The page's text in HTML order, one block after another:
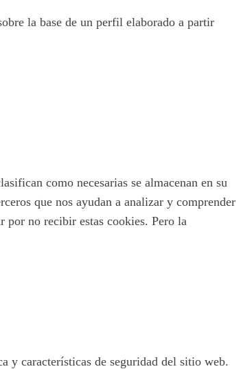
la base de un perfil elaborado a partir
como necesarias se almacenan en su
que nos ayudan a analizar y comprender
por no recibir estas cookies. Pero la
y características de seguridad del sitio web.